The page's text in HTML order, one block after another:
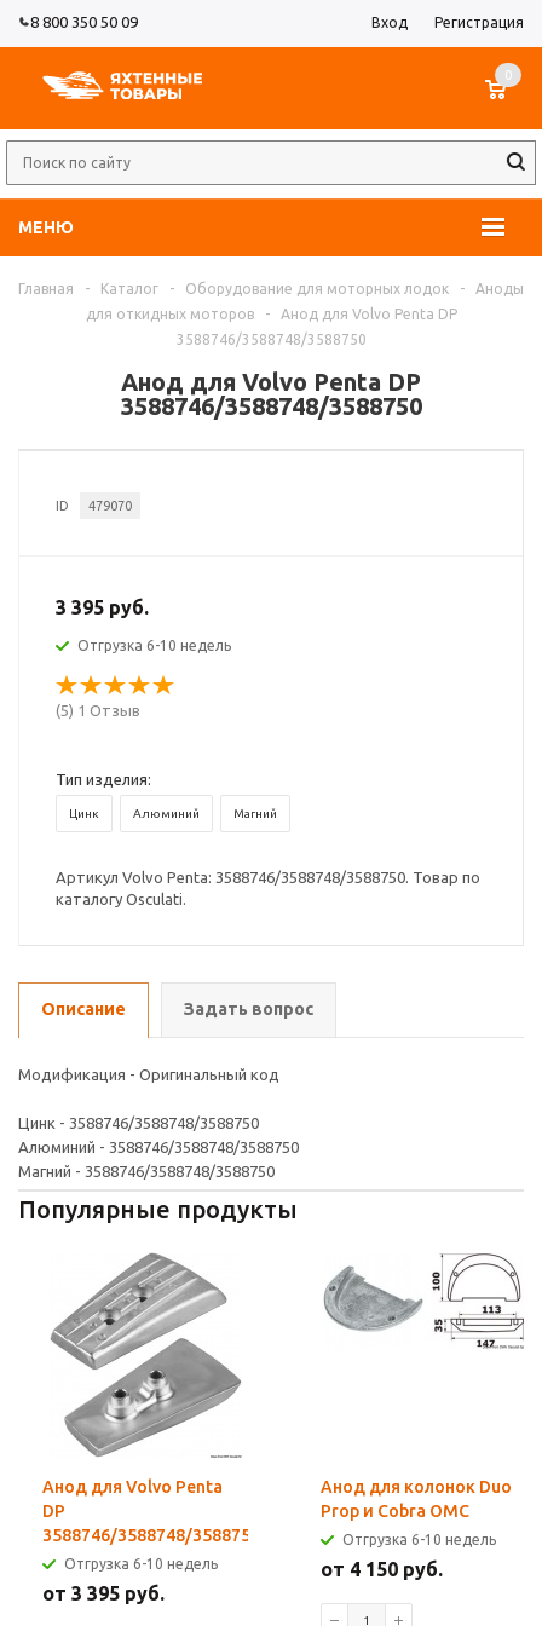
8 800 350 50 09 Вход Регистрация
МЕНЮ
0
Главная - Каталог - Оборудование для моторных лодок -
Аноды
для откидных моторов
-
Анод для Volvo Penta DP
3588746/3588748/3588750
Анод для Volvo Penta DP
3588746/3588748/3588750
ID 479070
3 395 руб.
Отгрузка 6-10 недель
(5) 1 Отзыв
Тип изделия:
Цинк Алюминий Магний
Артикул Volvo Penta: 3588746/3588748/3588750. Товар по
каталогу Osculati.
Описание Задать вопрос
Модификация - Оригинальный код
Цинк - 3588746/3588748/3588750
Алюминий - 3588746/3588748/3588750
Магний - 3588746/3588748/3588750
Популярные продукты
Анод для Volvo Penta
DP
3588746/3588748/3588750
Отгрузка 6-10 недель
от 3 395 руб.
Анод для колонок Duo
Prop и Cobra OMC
Отгрузка 6-10 недель
от 4 150 руб.